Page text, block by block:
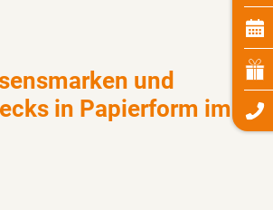
und
in Papierform im